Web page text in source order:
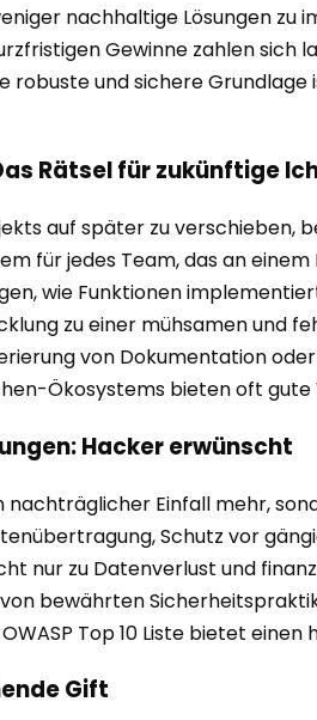
nachhaltige Lösungen
Gewinne zahlen
robuste und sichere
Rätsel für zukünftige
auf später zu
für jedes Team, das an
wie Funktionen
zu einer mühsamen und
von Dokumentation
Ökosystems bieten oft gute
Hacker erwünscht
Einfall mehr,
Schutz vor
nur zu Datenverlust und
bewährten
Top 10 Liste bietet
Gift